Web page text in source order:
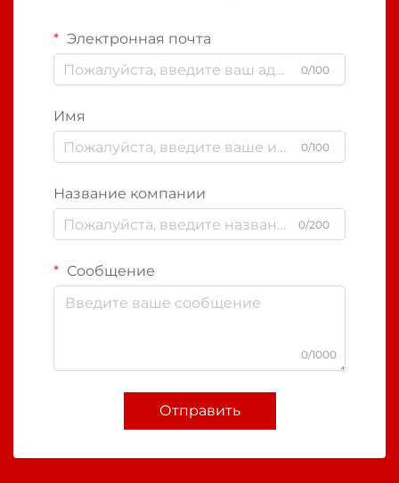
Электронная почта
0/100
Имя
0/100
Название компании
0/200
Сообщение
0/1000
Отправить